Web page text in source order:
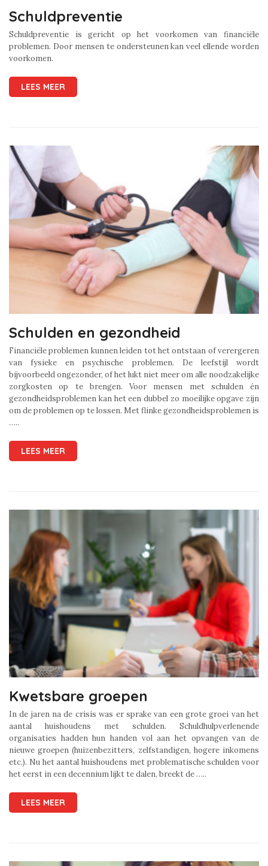
Schuldpreventie
Schuldpreventie is gericht op het voorkomen van financiële
problemen. Door mensen te ondersteunen kan veel ellende worden
voorkomen.
LEES MEER
Schulden en gezondheid
Financiële problemen kunnen leiden tot het ontstaan of verergeren
van fysieke en psychische problemen. De leefstijl wordt
bijvoorbeeld ongezonder, of het lukt niet meer om alle noodzakelijke
zorgkosten op te brengen. Voor mensen met schulden én
gezondheidsproblemen kan het een dubbel zo moeilijke opgave zijn
om de problemen op te lossen. Met flinke gezondheidsproblemen is
…..
LEES MEER
Kwetsbare groepen
In de jaren na de crisis was er sprake van een grote groei van het
aantal huishoudens met schulden. Schuldhulpverlenende
organisaties hadden hun handen vol aan het opvangen van de
nieuwe groepen (huizenbezitters, zelfstandigen, hogere inkomens
etc.). Nu het aantal huishoudens met problematische schulden voor
het eerst in een decennium lijkt te dalen, breekt de …..
LEES MEER